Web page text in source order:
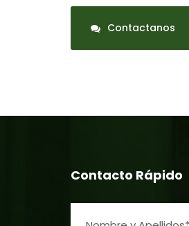
Contactanos
Contacto Rápido